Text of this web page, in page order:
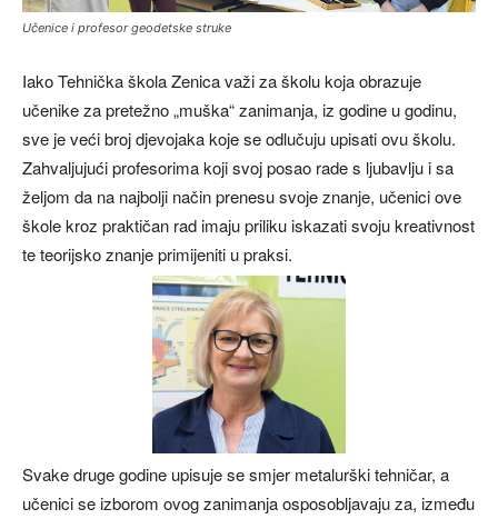
Učenice i profesor geodetske struke
Iako Tehnička škola Zenica važi za školu koja obrazuje
učenike za pretežno „muška“ zanimanja, iz godine u godinu,
sve je veći broj djevojaka koje se odlučuju upisati ovu školu.
Zahvaljujući profesorima koji svoj posao rade s ljubavlju i sa
željom da na najbolji način prenesu svoje znanje, učenici ove
škole kroz praktičan rad imaju priliku iskazati svoju kreativnost
te teorijsko znanje primijeniti u praksi.
Svake druge godine upisuje se smjer metalurški tehničar, a
učenici se izborom ovog zanimanja osposobljavaju za, između